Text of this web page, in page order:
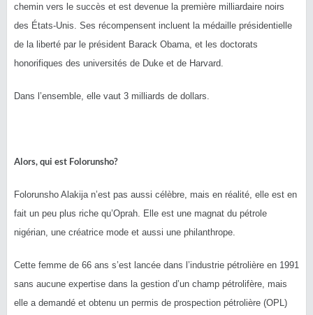
chemin vers le succès et est devenue la première milliardaire noirs
des États-Unis. Ses récompensent incluent la médaille présidentielle
de la liberté par le président Barack Obama, et les doctorats
honorifiques des universités de Duke et de Harvard.
Dans l’ensemble, elle vaut 3 milliards de dollars.
Alors, qui est Folorunsho?
Folorunsho Alakija n’est pas aussi célèbre, mais en réalité, elle est en
fait un peu plus riche qu’Oprah. Elle est une magnat du pétrole
nigérian, une créatrice mode et aussi une philanthrope.
Cette femme de 66 ans s’est lancée dans l’industrie pétrolière en 1991
sans aucune expertise dans la gestion d’un champ pétrolifère, mais
elle a demandé et obtenu un permis de prospection pétrolière (OPL)